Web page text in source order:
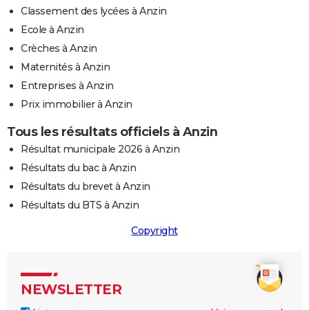
Classement des lycées à Anzin
Ecole à Anzin
Crèches à Anzin
Maternités à Anzin
Entreprises à Anzin
Prix immobilier à Anzin
Tous les résultats officiels à Anzin
Résultat municipale 2026 à Anzin
Résultats du bac à Anzin
Résultats du brevet à Anzin
Résultats du BTS à Anzin
Copyright
NEWSLETTER